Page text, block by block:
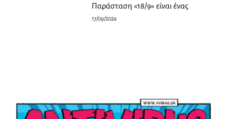
Παράσταση «18/9» είναι ένας
17/09/2024